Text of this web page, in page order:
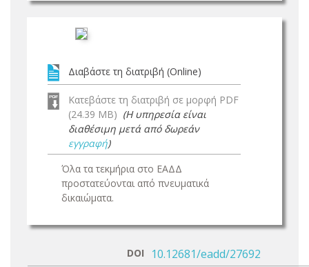
Διαβάστε τη διατριβή (Online)
Κατεβάστε τη διατριβή σε μορφή PDF
(24.39 MB) (Η υπηρεσία είναι
διαθέσιμη μετά από δωρεάν
εγγραφή)
Όλα τα τεκμήρια στο ΕΑΔΔ
προστατεύονται από πνευματικά
δικαιώματα.
DOI 10.12681/eadd/27692